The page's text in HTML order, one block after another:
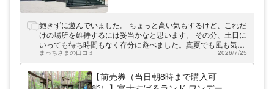
る「バギー」、人工芝の斜面を勢いよく滑り
降りる「ジャンボすべり台」、7m級の大ジ
ャンプが体験できる「スカイトランポリン」
などで遊べるアトラクションエリアがありま
す。子供から大人まで楽しめるのはもちろ
ん、大自然の中で遊べるのが富士すばるラン
ドの人気の理由の1つです。園内には事前予
飽きずに遊んでいました。 ちょっと高い気もするけど、これだ
けの場所を維持するには妥当かなと思います。 その分、土日に
いっても待ち時間もなく存分に遊べました。真夏でも風も気持
ちよく、木陰もあるのでおすすめですね。
まっちさまの口コミ 2026/7/25
【前売券（当日朝8時まで購入可